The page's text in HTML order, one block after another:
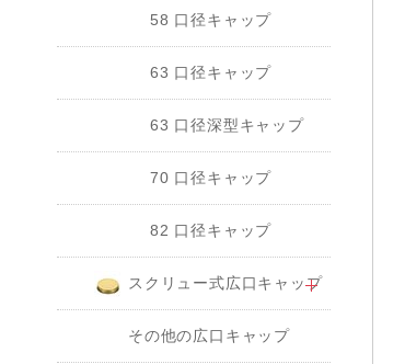
58 口径キャップ
63 口径キャップ
63 口径深型キャップ
70 口径キャップ
82 口径キャップ
スクリュー式広口キャップ
その他の広口キャップ